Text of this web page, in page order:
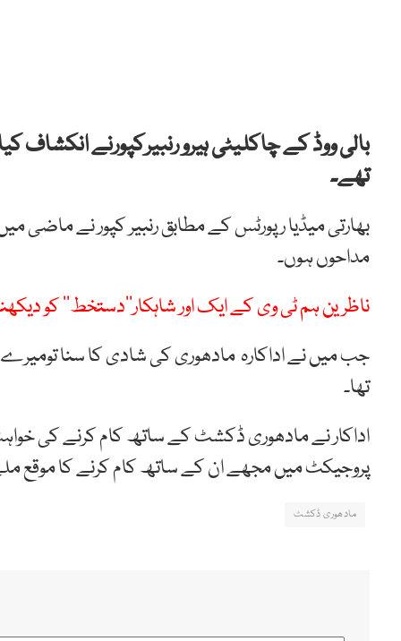
بالی ووڈ کے چاکلیٹی ہیرو رنبیرکپورنے انکشاف
تھے۔
بھارتی میڈیا رپورٹس کے مطابق رنبیر کپور نے ماضی
مداحوں ہوں۔
ناظرین ہم ٹی وی کے ایک اور شاہکار’’دستخط‘‘ کو
جب میں نے اداکارہ مادھوری کی شادی کا سنا
تھا۔
اداکار نے مادھوری ڈکشٹ کے ساتھ کام کرنے کی
پروجیکٹ میں مجھے ان کے ساتھ کام کرنے کا موقع
مادھوری ڈکشٹ